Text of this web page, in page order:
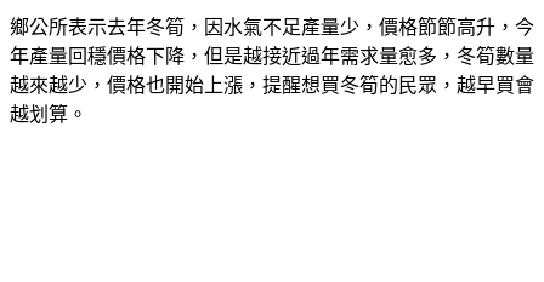
鄉公所表示去年冬筍，因水氣不足產量少，價格節節高升，今
年產量回穩價格下降，但是越接近過年需求量愈多，冬筍數量
越來越少，價格也開始上漲，提醒想買冬筍的民眾，越早買會
越划算。